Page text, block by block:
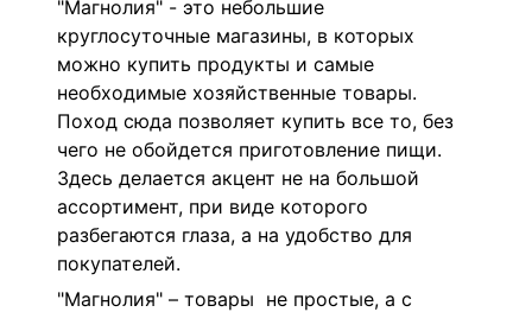
"Магнолия" - это небольшие
круглосуточные магазины, в которых
можно купить продукты и самые
необходимые хозяйственные товары.
Поход сюда позволяет купить все то, без
чего не обойдется приготовление пищи.
Здесь делается акцент не на большой
ассортимент, при виде которого
разбегаются глаза, а на удобство для
покупателей.
"Магнолия" – товары не простые, а с